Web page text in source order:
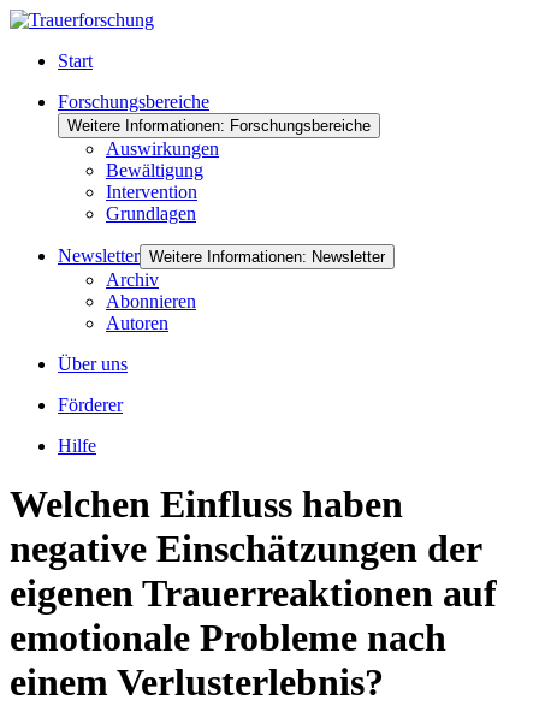
Start
Forschungsbereiche
Weitere Informationen: Forschungsbereiche
Auswirkungen
Bewältigung
Intervention
Grundlagen
Newsletter Weitere Informationen: Newsletter
Archiv
Abonnieren
Autoren
Über uns
Förderer
Hilfe
Welchen Einfluss haben
negative Einschätzungen der
eigenen Trauerreaktionen auf
emotionale Probleme nach
einem Verlusterlebnis?